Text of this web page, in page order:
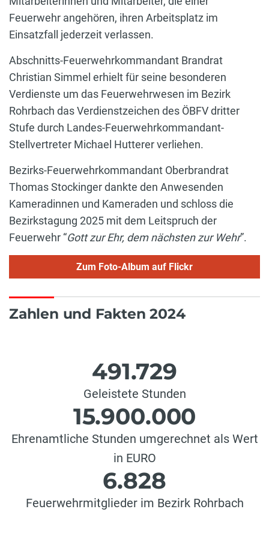
Feuerwehr angehören, ihren Arbeitsplatz im
Einsatzfall jederzeit verlassen.
Abschnitts-Feuerwehrkommandant Brandrat
Christian Simmel erhielt für seine besonderen
Verdienste um das Feuerwehrwesen im Bezirk
Rohrbach das Verdienstzeichen des ÖBFV dritter
Stufe durch Landes-Feuerwehrkommandant-
Stellvertreter Michael Hutterer verliehen.
Bezirks-Feuerwehrkommandant Oberbrandrat
Thomas Stockinger dankte den Anwesenden
Kameradinnen und Kameraden und schloss die
Bezirkstagung 2025 mit dem Leitspruch der
Feuerwehr “Gott zur Ehr, dem nächsten zur Wehr”.
Zum Foto-Album auf Flickr
Zahlen und Fakten 2024
491.729
Geleistete Stunden
15.900.000
Ehrenamtliche Stunden umgerechnet als Wert
in EURO
6.828
Feuerwehrmitglieder im Bezirk Rohrbach